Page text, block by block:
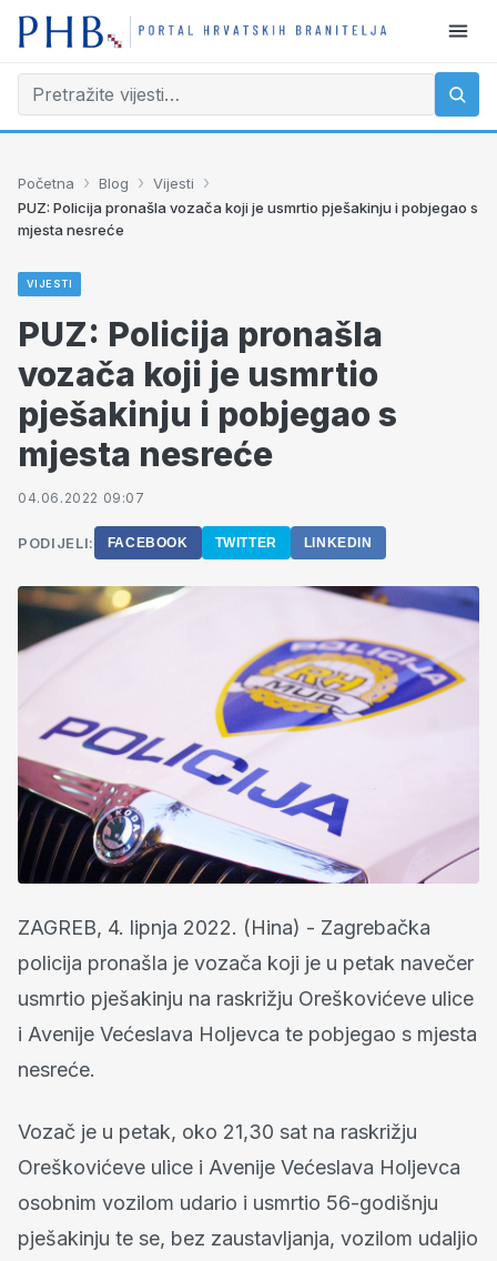
Početna › Blog › Vijesti ›
PUZ: Policija pronašla vozača koji je usmrtio pješakinju i pobjegao s
mjesta nesreće
VIJESTI
PUZ: Policija pronašla
vozača koji je usmrtio
pješakinju i pobjegao s
mjesta nesreće
04.06.2022 09:07
PODIJELI: FACEBOOK TWITTER LINKEDIN
ZAGREB, 4. lipnja 2022. (Hina) - Zagrebačka
policija pronašla je vozača koji je u petak navečer
usmrtio pješakinju na raskrižju Oreškovićeve ulice
i Avenije Većeslava Holjevca te pobjegao s mjesta
nesreće.
Vozač je u petak, oko 21,30 sat na raskrižju
Oreškovićeve ulice i Avenije Većeslava Holjevca
osobnim vozilom udario i usmrtio 56-godišnju
pješakinju te se, bez zaustavljanja, vozilom udaljio